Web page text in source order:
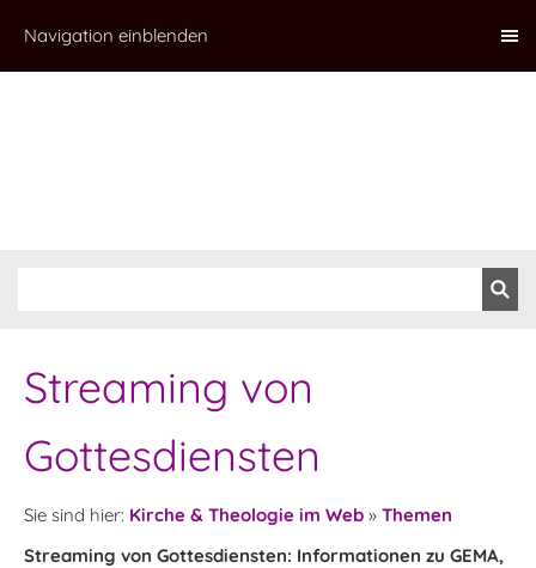
Navigation einblenden
Streaming von
Gottesdiensten
Sie sind hier: Kirche & Theologie im Web » Themen
Streaming von Gottesdiensten: Informationen zu GEMA,